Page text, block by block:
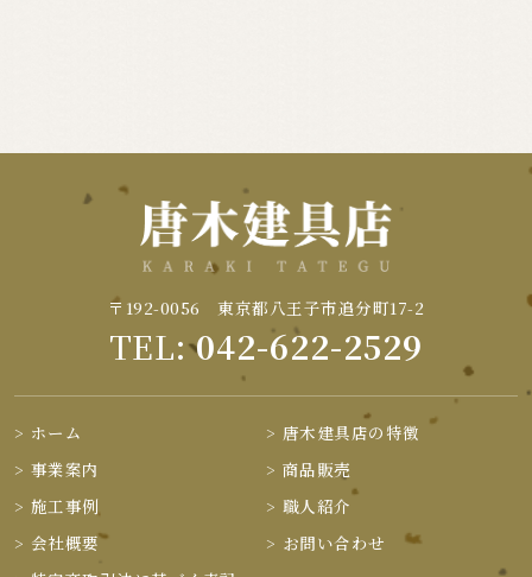
〒192-0056 東京都八王子市追分町17-2
TEL:042-622-2529
ホーム
唐木建具店の特徴
事業案内
商品販売
施工事例
職人紹介
会社概要
お問い合わせ